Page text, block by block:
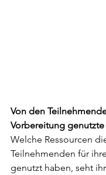
Von den
Vorbereitung genutzte
Welche Ressourcen
Teilnehmenden für
genutzt haben, seht